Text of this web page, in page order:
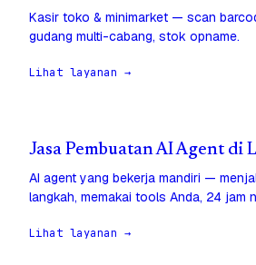
Kasir toko & minimarket — scan
gudang multi-cabang, stok opname.
Lihat layanan →
Jasa Pembuatan AI Agent di
AI agent yang bekerja mandiri —
langkah, memakai tools Anda, 24 jam
Lihat layanan →